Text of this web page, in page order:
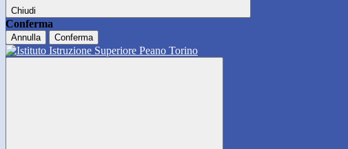
Chiudi
Conferma
Annulla Conferma